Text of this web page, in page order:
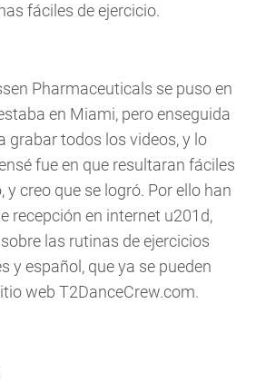
fáciles de ejercicio.
Pharmaceuticals se puso en
en Miami, pero enseguida
grabar todos los videos, y lo
fue en que resultaran fáciles
y creo que se logró. Por ello han
recepción en internet u201d,
las rutinas de ejercicios
y español, que ya se pueden
web T2DanceCrew.com.